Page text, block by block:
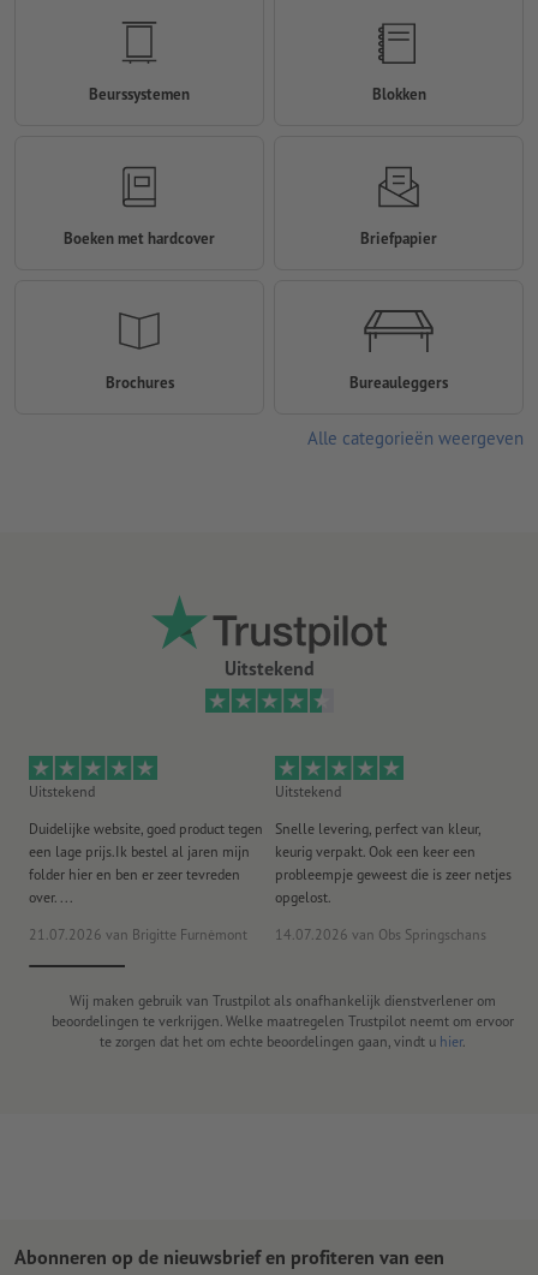
Uitstekend
Uitstekend
Duidelijke website, goed product tegen
een lage prijs.Ik bestel al jaren mijn
folder hier en ben er zeer tevreden
over. ...
21.07.2026 van Brigitte Furnèmont
Uitstekend
Snelle levering, perfect van kleur,
keurig verpakt. Ook een keer een
probleempje geweest die is zeer netjes
opgelost.
14.07.2026 van Obs Springschans
Wij maken gebruik van Trustpilot als onafhankelijk dienstverlener om
beoordelingen te verkrijgen. Welke maatregelen Trustpilot neemt om ervoor
te zorgen dat het om echte beoordelingen gaan, vindt u hier.
Beurssystemen Blokken
Boeken met hardcover Briefpapier
Brochures Bureauleggers
Alle categorieën weergeven
Abonneren op de nieuwsbrief en profiteren van een